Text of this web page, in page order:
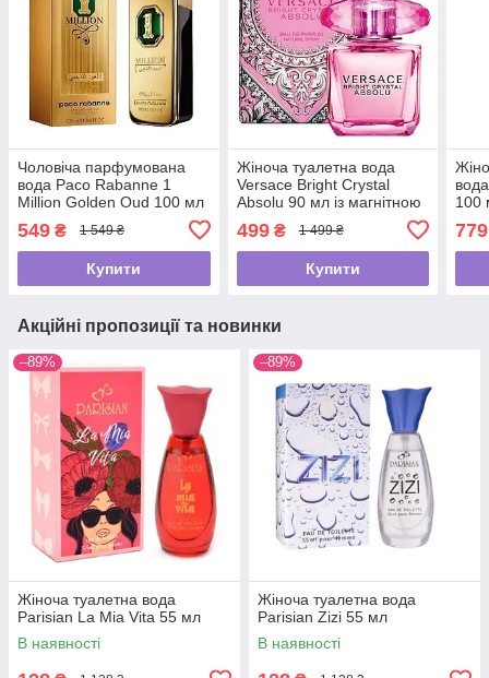
Чоловіча парфумована
вода Paco Rabanne 1
Million Golden Oud 100 мл
549 ₴ 1 549 ₴
Купити
Жіноча туалетна вода
Versace Bright Crystal
Absolu 90 мл із магнітною
499₴ 1 499 ₴
Купити
100
779
Акційні пропозиції та новинки
–89%
Жіноча туалетна вода
Parisian La Mia Vita 55 мл
В наявності
–89%
Жіноча туалетна вода
Parisian Zizi 55 мл
В наявності